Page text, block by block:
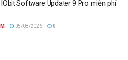
Software Updater 9 Pro miễn phí
05/08/2026 0